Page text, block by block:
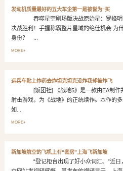
发动机质量最好的五大车企第一是被誉为“买
吞噬星空剧场版决战原始星：罗峰明
决战胜利！手握称霸整片星域的绝佳机会 为
身份？ ...
MORE+
运兵车贴上炸药去炸坦克坦克没炸我却被炸飞
[饭团社] 《战地5》是一款由EA制作并
射击游戏，为《战地》的正统续作。本作的
如...
MORE+
新加坡航空的飞机上有“套房”上海飞新加坡
“登记柜台出现了好小众词汇。”近日